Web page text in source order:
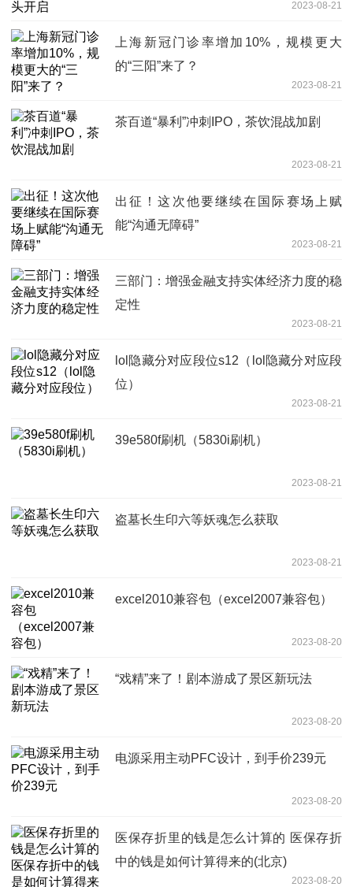
2023-08-21
上海新冠门诊率增加10%，规模更大
的“三阳”来了？
2023-08-21
茶百道“暴利”冲刺IPO，茶饮混战加剧
2023-08-21
出征！这次他要继续在国际赛场上赋
能“沟通无障碍”
2023-08-21
三部门：增强金融支持实体经济力度的稳
定性
2023-08-21
lol隐藏分对应段位s12（lol隐藏分对应段
位）
2023-08-21
39e580f刷机（5830i刷机）
2023-08-21
盗墓长生印六等妖魂怎么获取
2023-08-21
excel2010兼容包（excel2007兼容包）
2023-08-20
“戏精”来了！剧本游成了景区新玩法
2023-08-20
电源采用主动PFC设计，到手价239元
2023-08-20
医保存折里的钱是怎么计算的 医保存折
中的钱是如何计算得来的(北京)
2023-08-20